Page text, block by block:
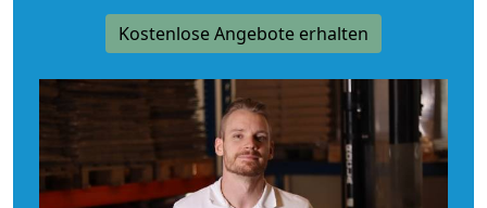
Kostenlose Angebote erhalten